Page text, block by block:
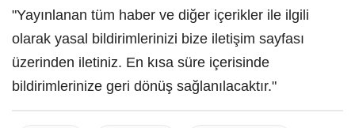
"Yayınlanan tüm haber ve diğer içerikler ile ilgili
olarak yasal bildirimlerinizi bize iletişim sayfası
üzerinden iletiniz. En kısa süre içerisinde
bildirimlerinize geri dönüş sağlanılacaktır."